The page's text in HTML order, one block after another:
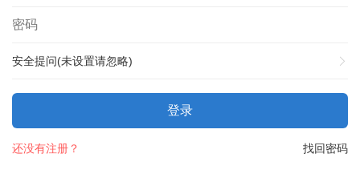
安全提问(未设置请忽略)
登录
找回密码
还没有注册？